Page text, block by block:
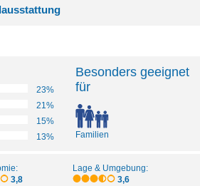
23%
21%
15%
13%
Besonders geeignet
für
Familien
3,8
Lage & Umgebung:
3,6